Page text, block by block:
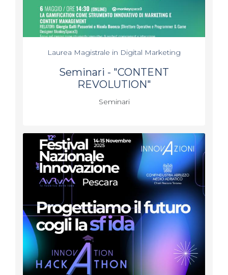
Laurea Magistrale in Digital Marketing
Seminari - "CONTENT
REVOLUTION"
Seminari